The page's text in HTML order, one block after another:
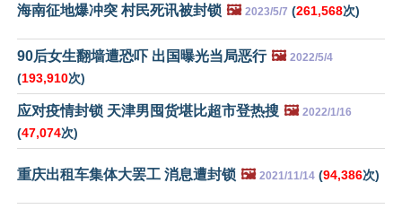
海南征地爆冲突 村民死讯被封锁 🖼️ 2023/5/7 (261,568次)
90后女生翻墙遭恐吓 出国曝光当局恶行 🖼️ 2022/5/4
(193,910次)
应对疫情封锁 天津男囤货堪比超市登热搜 🖼️ 2022/1/16
(47,074次)
重庆出租车集体大罢工 消息遭封锁 🖼️ 2021/11/14 (94,386次)